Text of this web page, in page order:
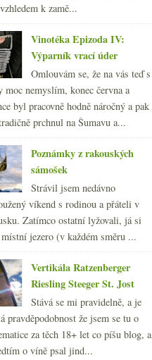
k zamě...
Vinotéka Epizoda IV:
Výparník vrací úder
Omlouvám se, že na vás teď s
moc nemyslím, konec června a
byl pracovně hodně náročný a pak
prchnul na Šumavu a...
Poznámky z rakouských
sámošek
Strávil jsem nedávno
víkend s rodinou a přáteli v
Zatímco ostatní lyžovali, já si
jezero (v každém směru ...
Vertikála Ratzenberger
Riesling Steeger St. Jost
Stává se mi pravidelně, a je
pravděpodobnost že jsem se tu o
za těch 18+ let co píšu blog, a
o víně psal jind...